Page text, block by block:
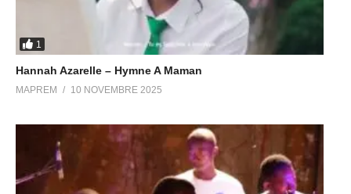
1
Hannah Azarelle – Hymne A Maman
MAPREM 10 NOVEMBRE 2025